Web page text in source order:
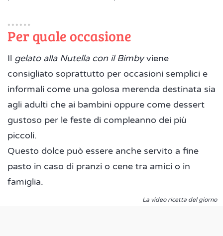
Per quale occasione
Il gelato alla Nutella con il Bimbyviene
consigliato soprattutto per occasioni semplici e
informali come una golosa merenda destinata sia
agli adulti che ai bambini oppure come dessert
gustoso per le feste di compleanno dei più
piccoli.
Questo dolce può essere anche servito a fine
pasto in caso di pranzi o cene tra amici o in
famiglia.
La video ricetta del giorno